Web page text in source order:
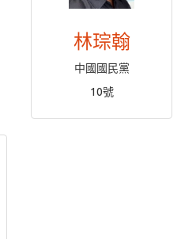
林琮翰
中國國民黨
10號